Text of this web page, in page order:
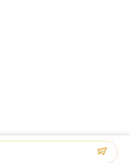
Baik timbangan multihead Pemasok. Hak
TOUPACK INTELLIGENT EQUIPMENT
. Seluruh hak cipta.